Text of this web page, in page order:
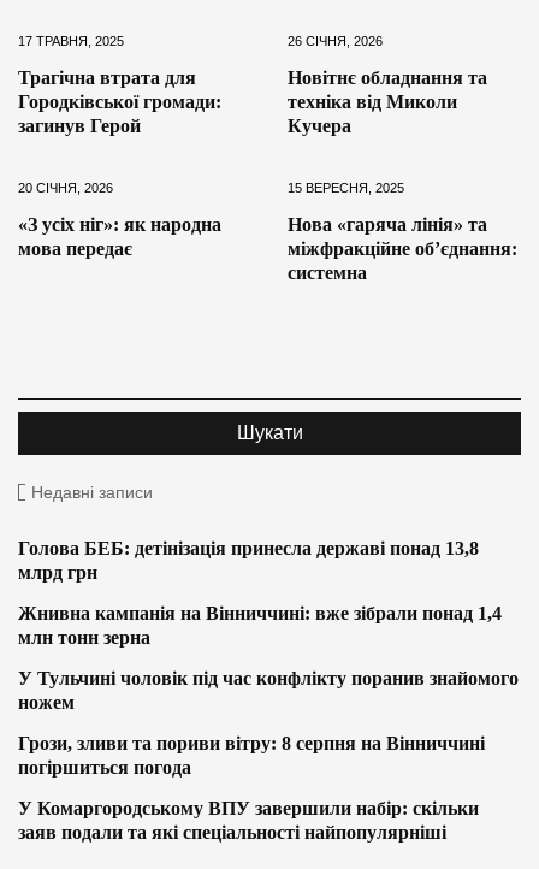
17 ТРАВНЯ, 2025
Трагічна втрата для
Городківської громади:
загинув Герой
26 СІЧНЯ, 2026
Новітнє обладнання та
техніка від Миколи
Кучера
20 СІЧНЯ, 2026
«З усіх ніг»: як народна
мова передає
15 ВЕРЕСНЯ, 2025
Нова «гаряча лінія» та
міжфракційне об’єднання:
системна
Недавні записи
Голова БЕБ: детінізація принесла державі понад 13,8
млрд грн
Жнивна кампанія на Вінниччині: вже зібрали понад 1,4
млн тонн зерна
У Тульчині чоловік під час конфлікту поранив знайомого
ножем
Грози, зливи та пориви вітру: 8 серпня на Вінниччині
погіршиться погода
У Комаргородському ВПУ завершили набір: скільки
заяв подали та які спеціальності найпопулярніші